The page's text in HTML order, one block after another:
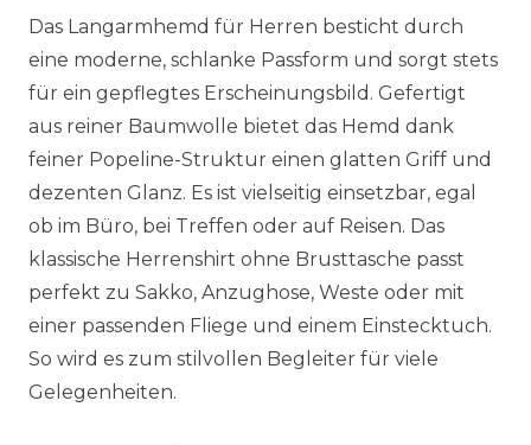
Das Langarmhemd für Herren besticht durch
eine moderne, schlanke Passform und sorgt stets
für ein gepflegtes Erscheinungsbild. Gefertigt
aus reiner Baumwolle bietet das Hemd dank
feiner Popeline-Struktur einen glatten Griff und
dezenten Glanz. Es ist vielseitig einsetzbar, egal
ob im Büro, bei Treffen oder auf Reisen. Das
klassische Herrenshirt ohne Brusttasche passt
perfekt zu Sakko, Anzughose, Weste oder mit
einer passenden Fliege und einem Einstecktuch.
So wird es zum stilvollen Begleiter für viele
Gelegenheiten.